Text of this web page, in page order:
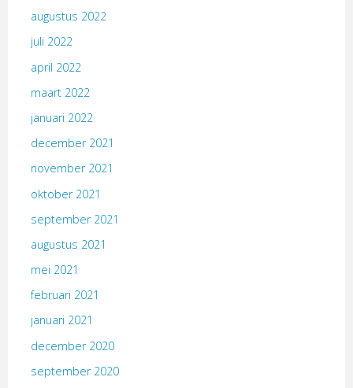
augustus 2022
juli 2022
april 2022
maart 2022
januari 2022
december 2021
november 2021
oktober 2021
september 2021
augustus 2021
mei 2021
februari 2021
januari 2021
december 2020
september 2020